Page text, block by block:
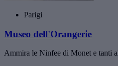
Parigi
Museo dell'Orangerie
Ammira le Ninfee di Monet e tanti